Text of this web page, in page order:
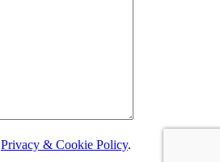
Privacy & Cookie Policy.